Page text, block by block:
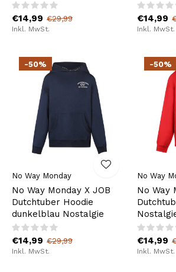
€14,99 €29,99
Inkl. MwSt.
€14,99
Inkl. MwSt.
-50%
No Way Monday
No Way Monday X JOB
Dutchtuber Hoodie
dunkelblau Nostalgie
€14,99 €29,99
Inkl. MwSt.
-50%
No Way
No Way
€14,99
Inkl. MwSt.